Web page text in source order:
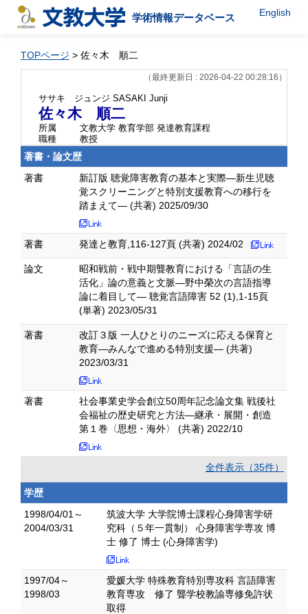
学術情報データベース English
TOPページ > 佐々木 順二
（最終更新日 : 2026-04-22 00:28:16）
ササキ ジュンジ SASAKI Junji
佐々木 順二
所属
文教大学 教育学部 発達教育課程
職種
教授
著書・論文歴
著書
新訂版 聴覚障害教育の基本と実際—新生児聴
覚スクリーニングと特別支援教育への移行を
踏まえて— (共著) 2025/09/30
著書 発達と教育,116-127頁 (共著) 2024/02
論文
昭和戦前・戦中期聾教育における「言語の生
活化」論の意義と文脈―野中榮次の言語指導
論に着目して― 聴覚言語障害 52 (1),1-15頁
(単著) 2023/05/31
著書
改訂３版 一人ひとりのニーズに応える保育と
教育―みんなで進める特別支援― (共著)
2023/03/31
著書
社会事業史学会創立50周年記念論文集 戦後社
会福祉の歴史研究と方法―継承・展開・創造
第１巻〈思想・海外〉 (共著) 2022/10
全件表示（35件）
学歴
1998/04/01～
2004/03/31
筑波大学 大学院博士課程心身障害学研
究科（５年一貫制） 心身障害学専攻 博
士 修了 博士 (心身障害学)
1997/04～
1998/03
愛媛大学 特殊教育特別専攻科 言語障害
教育専攻 修了 聾学校教諭専修免許状
取得